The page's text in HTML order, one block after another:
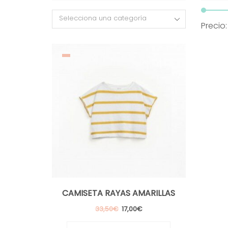
Selecciona una categoría
Precio:
CAMISETA RAYAS AMARILLAS
33,50€ El
17,00€El